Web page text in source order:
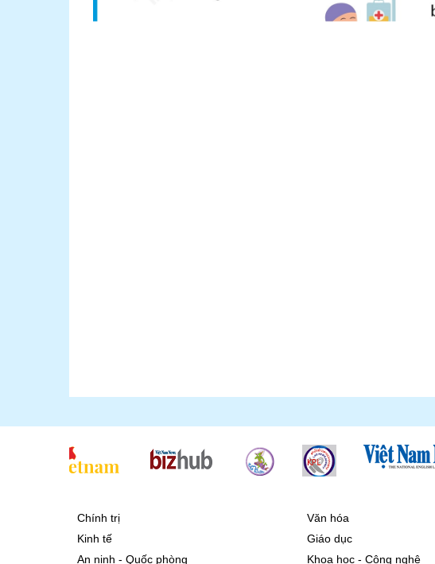
Chính trị
Kinh tế
An ninh - Quốc phòng
Văn hóa
Giáo dục
Khoa học - Công nghệ